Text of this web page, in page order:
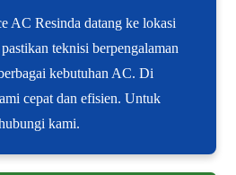
AC Resinda datang ke lokasi
teknisi berpengalaman
kebutuhan AC. Di
cepat dan efisien. Untuk
kami.